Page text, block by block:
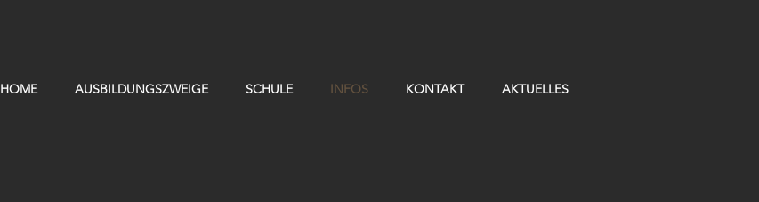
HOME AUSBILDUNGSZWEIGE SCHULE INFOS KONTAKT AKTUELLES